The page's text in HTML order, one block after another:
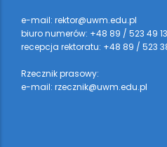
e-mail: rektor@uwm.edu.pl
biuro numerów: +48 89 / 523 49 13
recepcja rektoratu: +48 89 / 523
Rzecznik prasowy:
e-mail: rzecznik@uwm.edu.pl